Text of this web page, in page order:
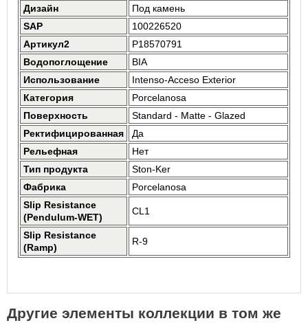
Дизайн
Под камень
SAP
100226520
Артикул2
P18570791
Водопоглощение
BIA
Использование
Intenso-Acceso Exterior
Категория
Porcelanosa
Поверхность
Standard - Matte - Glazed
Ректифицированная
Да
Рельефная
Нет
Тип продукта
Ston-Ker
Фабрика
Porcelanosa
Slip Resistance
(Pendulum-WET)
CL1
Slip Resistance
(Ramp)
R-9
Другие элементы коллекции в том же